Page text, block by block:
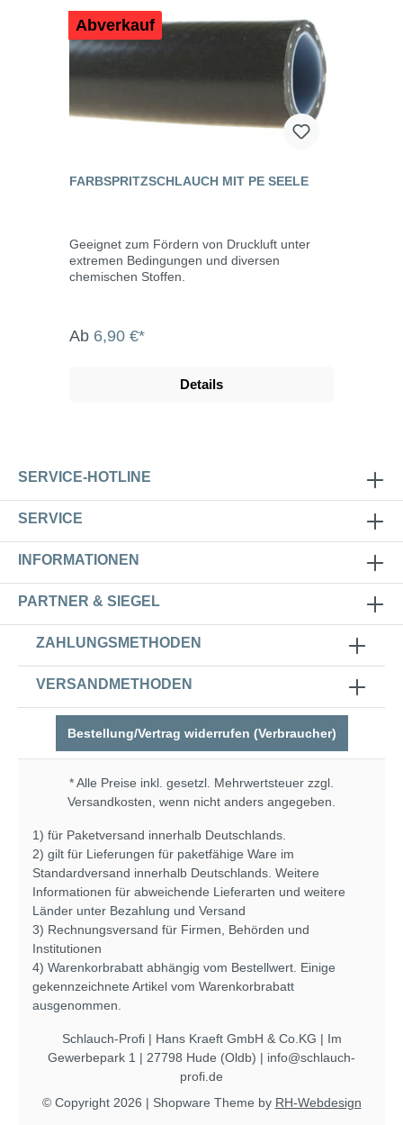
Abverkauf
FARBSPRITZSCHLAUCH MIT PE SEELE
Geeignet zum Fördern von Druckluft unter
extremen Bedingungen und diversen
chemischen Stoffen.
Ab 6,90 €*
Details
SERVICE-HOTLINE
SERVICE
INFORMATIONEN
PARTNER & SIEGEL
ZAHLUNGSMETHODEN
VERSANDMETHODEN
Bestellung/Vertrag widerrufen (Verbraucher)
* Alle Preise inkl. gesetzl. Mehrwertsteuer zzgl.
Versandkosten , wenn nicht anders angegeben.
1) für Paketversand innerhalb Deutschlands.
2) gilt für Lieferungen für paketfähige Ware im
Standardversand innerhalb Deutschlands. Weitere
Informationen für abweichende Lieferarten und weitere
Länder unter Bezahlung und Versand
3) Rechnungsversand für Firmen, Behörden und
Institutionen
4) Warenkorbrabatt abhängig vom Bestellwert. Einige
gekennzeichnete Artikel vom Warenkorbrabatt
ausgenommen.
Schlauch-Profi | Hans Kraeft GmbH & Co.KG | Im
Gewerbepark 1 | 27798 Hude (Oldb) | info@schlauch-
profi.de
© Copyright 2026 | Shopware Theme by RH-Webdesign